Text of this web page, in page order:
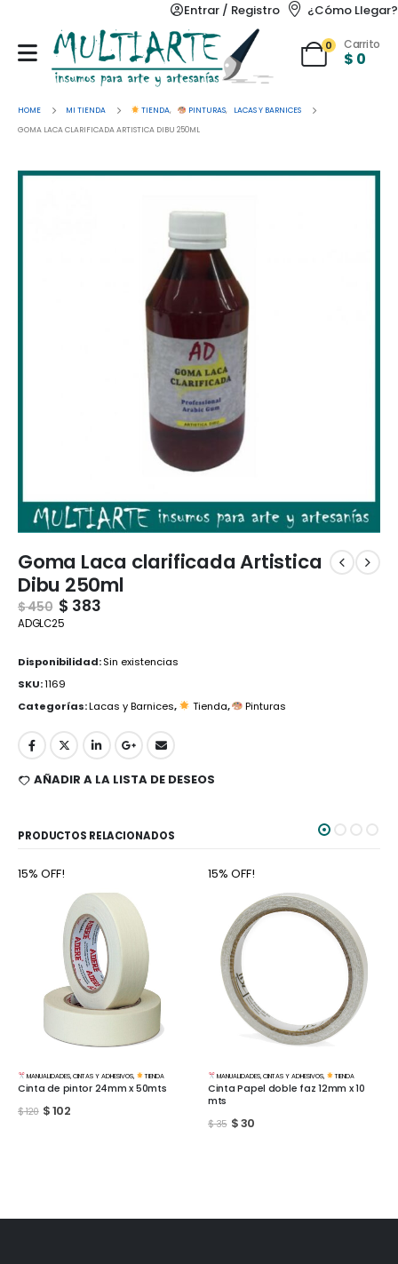
Entrar / Registro ¿Cómo Llegar?
0 Carrito
$ 0
HOME MI TIENDA TIENDA, PINTURAS,
LACAS Y BARNICES
GOMA LACA CLARIFICADA ARTISTICA DIBU 250ML
Goma Laca clarificada Artistica
Dibu 250ml
$450 $ 383
ADGLC25
Disponibilidad:Sin existencias
SKU:1169
Categorías:Lacas y Barnices, Tienda, Pinturas
AÑADIR A LA LISTA DE DESEOS
PRODUCTOS RELACIONADOS
15% OFF!
MANUALIDADES,CINTAS Y ADHESIVOS, TIENDA
Cinta de pintor 24mm x 50mts
$120 $102
15% OFF!
MANUALIDADES,CINTAS Y ADHESIVOS, TIENDA
Cinta Papel doble faz 12mm x 10
mts
$35 $30